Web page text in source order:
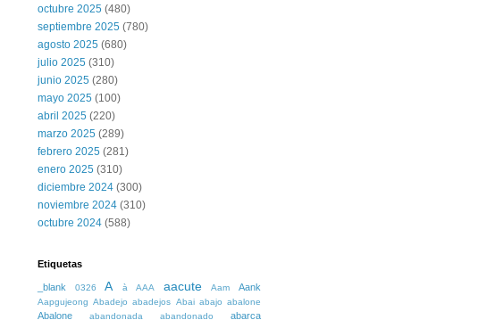
octubre 2025 (480)
septiembre 2025 (780)
agosto 2025 (680)
julio 2025 (310)
junio 2025 (280)
mayo 2025 (100)
abril 2025 (220)
marzo 2025 (289)
febrero 2025 (281)
enero 2025 (310)
diciembre 2024 (300)
noviembre 2024 (310)
octubre 2024 (588)
Etiquetas
_blank 0326 A à AAA aacute Aam Aank
Aapgujeong Abadejo abadejos Abai abajo abalone
Abalone abandonada abandonado abarca